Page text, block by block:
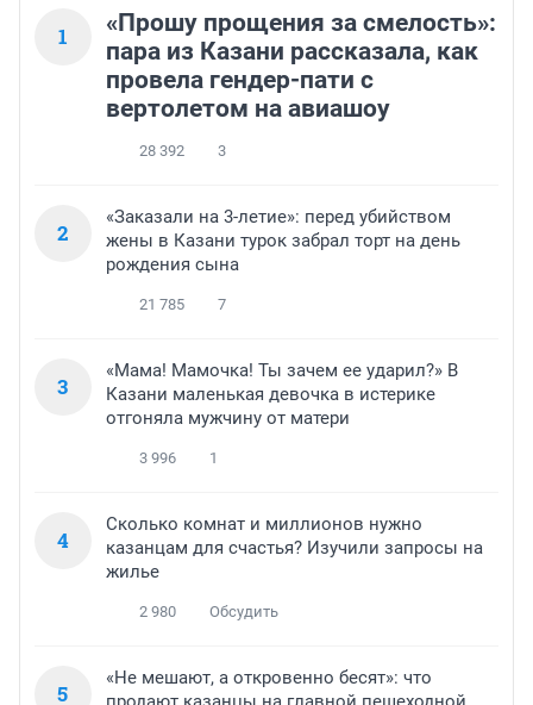
1
«Прошу прощения за смелость»:
пара из Казани рассказала, как
провела гендер-пати с
вертолетом на авиашоу
28 392 3
2
«Заказали на 3-летие»: перед убийством
жены в Казани турок забрал торт на день
рождения сына
21 785 7
3
«Мама! Мамочка! Ты зачем ее ударил?» В
Казани маленькая девочка в истерике
отгоняла мужчину от матери
3 996 1
4
Сколько комнат и миллионов нужно
казанцам для счастья? Изучили запросы на
жилье
2 980 Обсудить
5
«Не мешают, а откровенно бесят»: что